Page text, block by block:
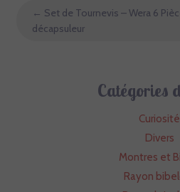
← Set de Tournevis – Wera 6
décapsuleur
Catégories
Curiosité
Divers
Montres et
Rayon